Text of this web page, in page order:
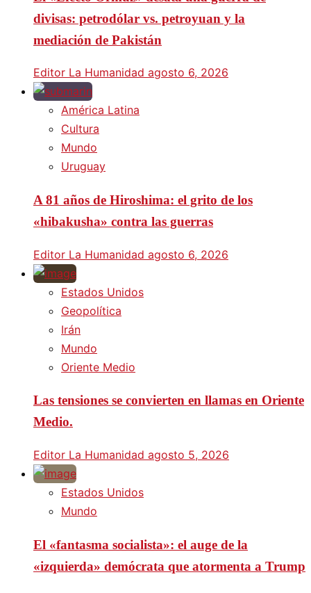
divisas: petrodólar vs. petroyuan y la
mediación de Pakistán
Editor La Humanidad agosto 6, 2026
América Latina
Cultura
Mundo
Uruguay
A 81 años de Hiroshima: el grito de los
«hibakusha» contra las guerras
Editor La Humanidad agosto 6, 2026
Estados Unidos
Geopolítica
Irán
Mundo
Oriente Medio
Las tensiones se convierten en llamas en Oriente
Medio.
Editor La Humanidad agosto 5, 2026
Estados Unidos
Mundo
El «fantasma socialista»: el auge de la
«izquierda» demócrata que atormenta a Trump